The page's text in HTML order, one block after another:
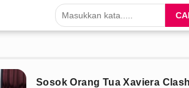
Sosok Orang Tua Xaviera